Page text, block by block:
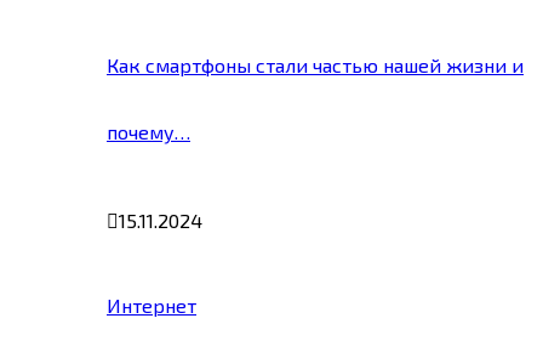
Как смартфоны стали частью нашей жизни и
почему…
15.11.2024
Интернет